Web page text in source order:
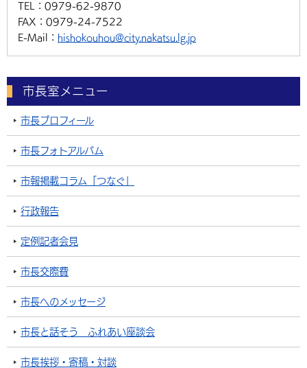
TEL： 0979-62-9870
FAX： 0979-24-7522
E-Mail： hishokouhou@city.nakatsu.lg.jp
市長室メニュー
市長プロフィール
市長フォトアルバム
市報掲載コラム「つなぐ」
行政報告
定例記者会見
市長交際費
市長へのメッセージ
市長と話そう ふれあい座談会
市長挨拶・寄稿・対談